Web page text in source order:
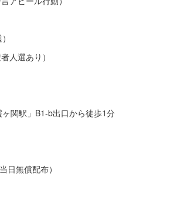
人選あり）
関駅」B1-b出口から徒歩1分
日無償配布）